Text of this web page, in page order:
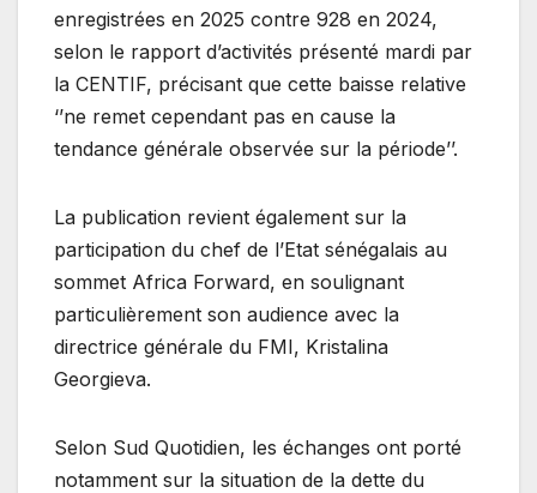
enregistrées en 2025 contre 928 en 2024,
selon le rapport d’activités présenté mardi par
la CENTIF, précisant que cette baisse relative
‘’ne remet cependant pas en cause la
tendance générale observée sur la période’’.
La publication revient également sur la
participation du chef de l’Etat sénégalais au
sommet Africa Forward, en soulignant
particulièrement son audience avec la
directrice générale du FMI, Kristalina
Georgieva.
Selon Sud Quotidien, les échanges ont porté
notamment sur la situation de la dette du